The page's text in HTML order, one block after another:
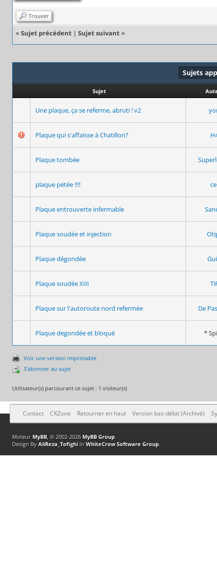
Trouver
« Sujet précédent | Sujet suivant »
Sujets
Sujet
Une plaque, ça se referme, abruti ! v2
Plaque qui s'affaisse à Chatillon?
Plaque tombée
plaque pétée !!!!
Plaque entrouverte infermable
Plaque soudée et injection
Plaque dégondée
Plaque soudée XIII
Plaque sur l'autoroute nord refermée De
Plaque degondée et bloqué *
Voir une version imprimable
S’abonner au sujet
Utilisateur(s) parcourant ce sujet : 1 visiteur(s)
Contact CKZone Retourner en haut Version bas-débit (Archivé)
Moteur MyBB, © 2002-2026 MyBB Group.
Design By AliReza_TofighiIn WhiteCrow Software Group.